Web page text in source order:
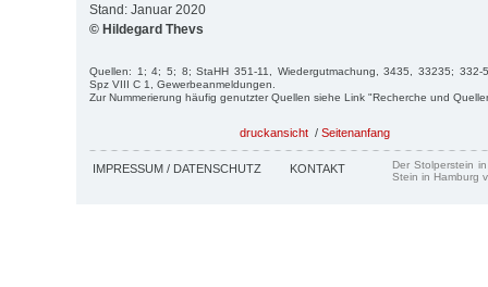
Stand: Januar 2020
© Hildegard Thevs
Quellen: 1; 4; 5; 8; StaHH 351-11, Wiedergutmachung, 3435, 33235; 332-
Spz VIII C 1, Gewerbeanmeldungen.
Zur Nummerierung häufig genutzter Quellen siehe Link "Recherche und
druckansicht / Seitenanfang
IMPRESSUM / DATENSCHUTZ KONTAKT
Der Stolperstein
Stein in Hamburg